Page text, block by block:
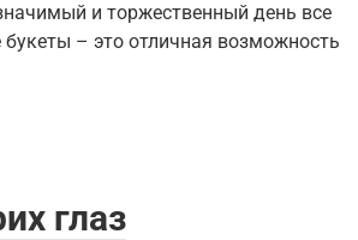
и торжественный день все
– это отличная возможность
глаз